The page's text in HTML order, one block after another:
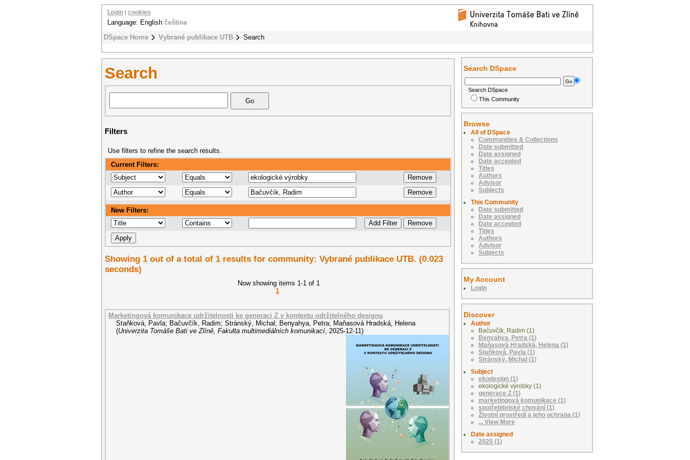
DSpace Home Vybrané publikace UTB Search
Login cookies
Language: English čeština
Search
Filters
Use filters to refine the search results.
Current Filters:
New Filters:
Showing 1 out of a total of 1 results for community: Vybrané publikace UTB. (0.023
seconds)
Now showing items 1-1 of 1
1
Marketingová komunikace udržitelnosti ke generaci Z v kontextu udržitelného designu
Staňková, Pavla; Bačuvčík, Radim; Stránský, Michal ; Benyahya, Petra; Maňasová Hradská, Helena
(Univerzita Tomáše Bati ve Zlíně, Fakulta multimediálních komunikací, 2025-12-11 )
Search DSpace
Search DSpace
This Community
Browse
All of DSpace
Communities & Collections
Date submitted
Date assigned
Date accepted
Titles
Authors
Advisor
Subjects
This Community
Date submitted
Date assigned
Date accepted
Titles
Authors
Advisor
Subjects
My Account
Login
Discover
Author
Bačuvčík, Radim (1)
Benyahya, Petra (1)
Maňasová Hradská, Helena (1)
Staňková, Pavla (1)
Stránský, Michal (1)
Subject
ekodesign (1)
ekologické výrobky (1)
generace Z (1)
marketingová komunikace (1)
spotřebitelské chování (1)
Životní prostředí a jeho ochrana (1)
... View More
Date assigned
2025 (1)